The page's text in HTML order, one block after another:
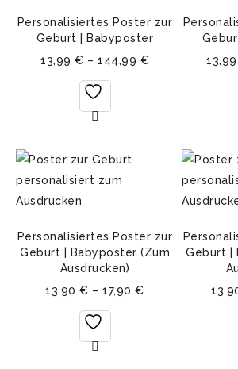
Personalisiertes Poster zur
Geburt | Babyposter
13,99 € – 144,99 €
13,99
Personalisiertes Poster zur
Geburt | Babyposter (Zum
Ausdrucken)
13,90€ –17,90€
Geburt |